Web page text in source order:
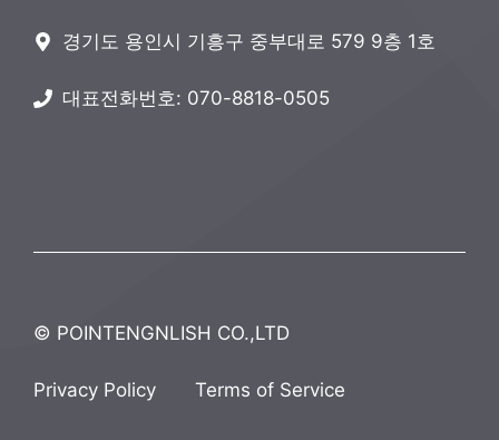
경기도 용인시 기흥구 중부대로 579 9층 1호
대표전화번호: 070-8818-0505
© POINTENGNLISH CO.,LTD
Privacy Policy Terms of Service